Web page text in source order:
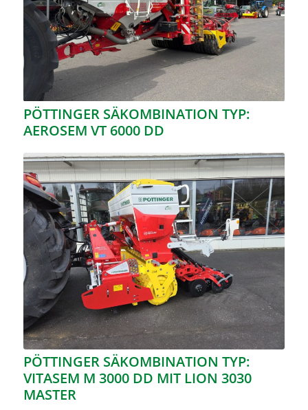
PÖTTINGER SÄKOMBINATION TYP:
AEROSEM VT 6000 DD
PÖTTINGER SÄKOMBINATION TYP:
VITASEM M 3000 DD MIT LION 3030
MASTER